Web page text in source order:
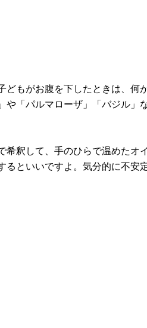
もがお腹を下したときは、
「パルマローザ」「バジル
釈して、手のひらで温めた
といいですよ。気分的に不安